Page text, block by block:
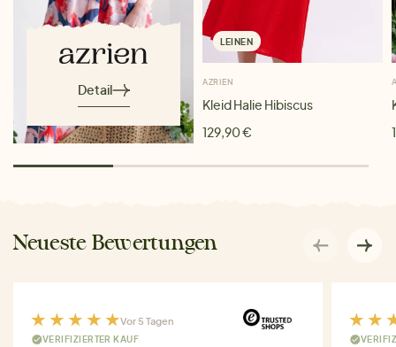
Detail
LEINEN
AZRIEN
Kleid Halie Hibiscus
129,90 €
Neueste Bewertungen
Vor 5 Tagen
VERIFIZIERTER KAUF